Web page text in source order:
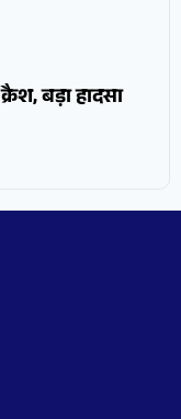
बड़ा हादसा